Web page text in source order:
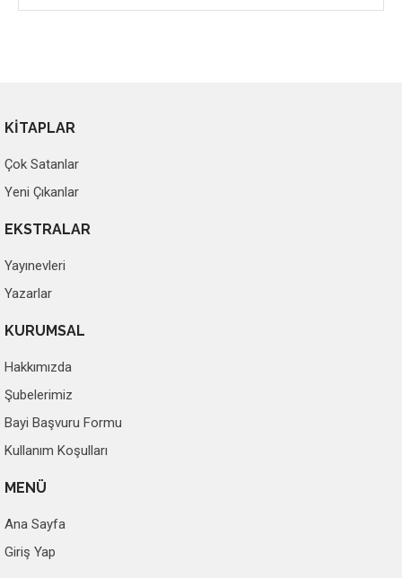
KİTAPLAR
Çok Satanlar
Yeni Çıkanlar
EKSTRALAR
Yayınevleri
Yazarlar
KURUMSAL
Hakkımızda
Şubelerimiz
Bayi Başvuru Formu
Kullanım Koşulları
MENÜ
Ana Sayfa
Giriş Yap